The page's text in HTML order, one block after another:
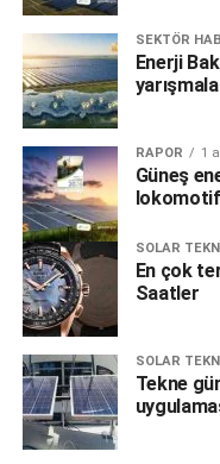
SEKTÖR
Enerji
RAPOR 1
Güneş
SOLAR
En çok
Saatler
SOLAR
Tekne